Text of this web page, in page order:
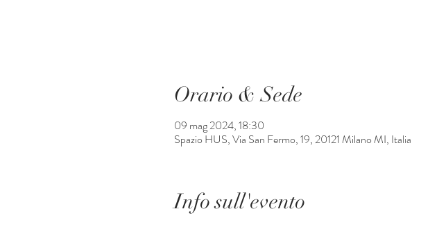
Orario & Sede
09 mag 2024, 18:30
Spazio HUS, Via San Fermo, 19, 20121 Milano MI, Italia
Info sull'evento